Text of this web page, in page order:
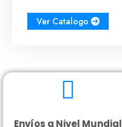
Ver Catalogo
Envíos a Nivel Mundial